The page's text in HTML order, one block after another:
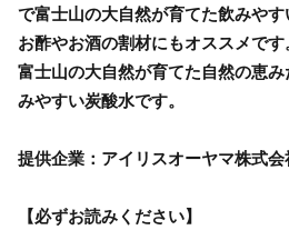
で富士山の大自然が育てた飲みやす
お酢やお酒の割材にもオススメです
富士山の大自然が育てた自然の恵
みやすい炭酸水です。
提供企業：アイリスオーヤマ株式会
【必ずお読みください】